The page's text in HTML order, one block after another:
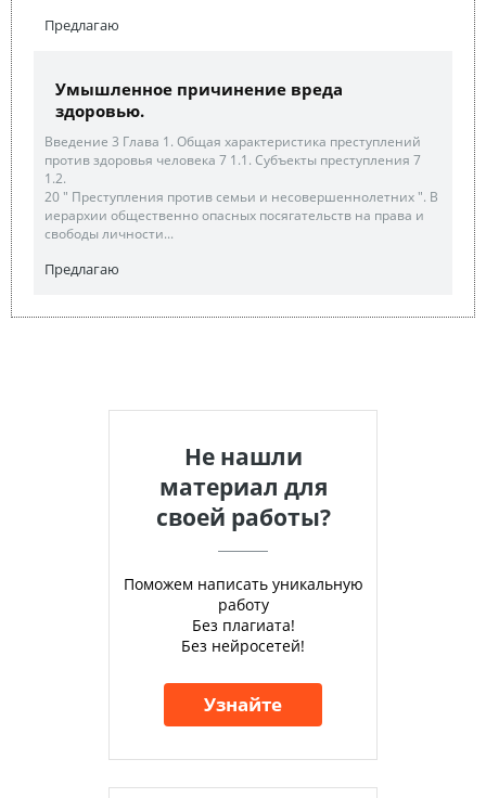
Предлагаю
Умышленное причинение вреда
здоровью.
Введение 3 Глава 1. Общая характеристика преступлений
против здоровья человека 7 1.1. Субъекты преступления 7
1.2.
20 " Преступления против семьи и несовершеннолетних ". В
иерархии общественно опасных посягательств на права и
свободы личности...
Предлагаю
Не нашли
материал для
своей работы?
Поможем написать уникальную
работу
Без плагиата!
Без нейросетей!
Узнайте